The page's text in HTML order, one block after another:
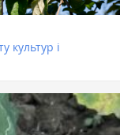
культур і